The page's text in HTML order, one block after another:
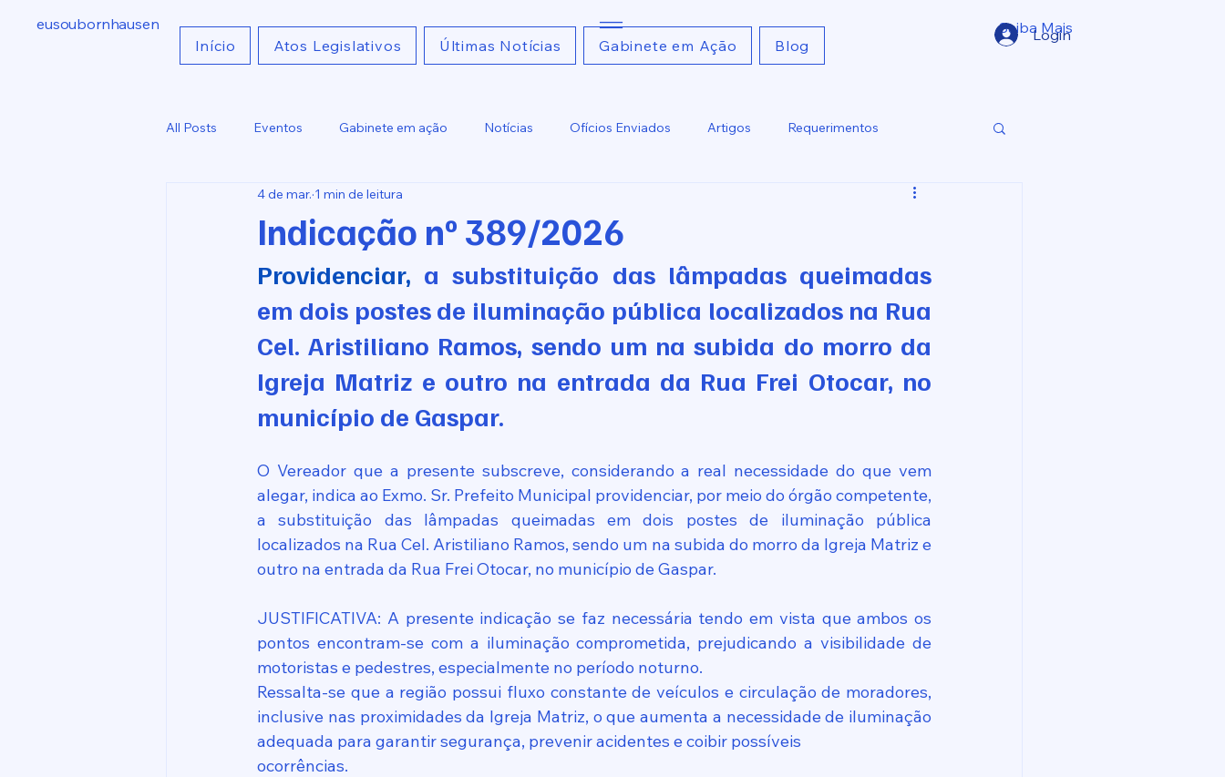
eusoubornhausen Saiba Mais
Login
Início Atos Legislativos Últimas Notícias Gabinete em Ação Blog
All Posts Eventos Gabinete em ação Notícias Ofícios Enviados Artigos Requerimentos
Indicações Comunicados
Indicação nº 389/2026
4 de mar. 1 min de leitura
Providenciar, a substituição das lâmpadas queimadas
em dois postes de iluminação pública localizados na Rua
Cel. Aristiliano Ramos, sendo um na subida do morro da
Igreja Matriz e outro na entrada da Rua Frei Otocar, no
município de Gaspar.
O Vereador que a presente subscreve, considerando a real necessidade do que vem
alegar, indica ao Exmo. Sr. Prefeito Municipal providenciar, por meio do órgão competente,
a substituição das lâmpadas queimadas em dois postes de iluminação pública
localizados na Rua Cel. Aristiliano Ramos, sendo um na subida do morro da Igreja Matriz e
outro na entrada da Rua Frei Otocar, no município de Gaspar.
JUSTIFICATIVA: A presente indicação se faz necessária tendo em vista que ambos os
pontos encontram-se com a iluminação comprometida, prejudicando a visibilidade de
motoristas e pedestres, especialmente no período noturno.
Ressalta-se que a região possui fluxo constante de veículos e circulação de moradores,
inclusive nas proximidades da Igreja Matriz, o que aumenta a necessidade de iluminação
adequada para garantir segurança, prevenir acidentes e coibir possíveis
ocorrências.